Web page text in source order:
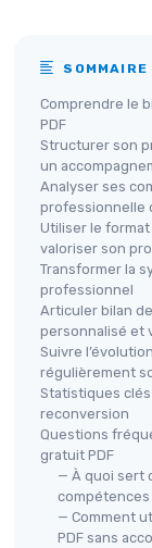
SOMMAIRE
Comprendre le
PDF
Structurer son
un
Analyser ses
professionnelle
Utiliser le
valoriser son
Transformer la
professionnel
Articuler bilan
personnalisé et
Suivre
régulièrement
Statistiques
reconversion
Questions
gratuit PDF
— À quoi sert
compétences
— Comment
PDF sans